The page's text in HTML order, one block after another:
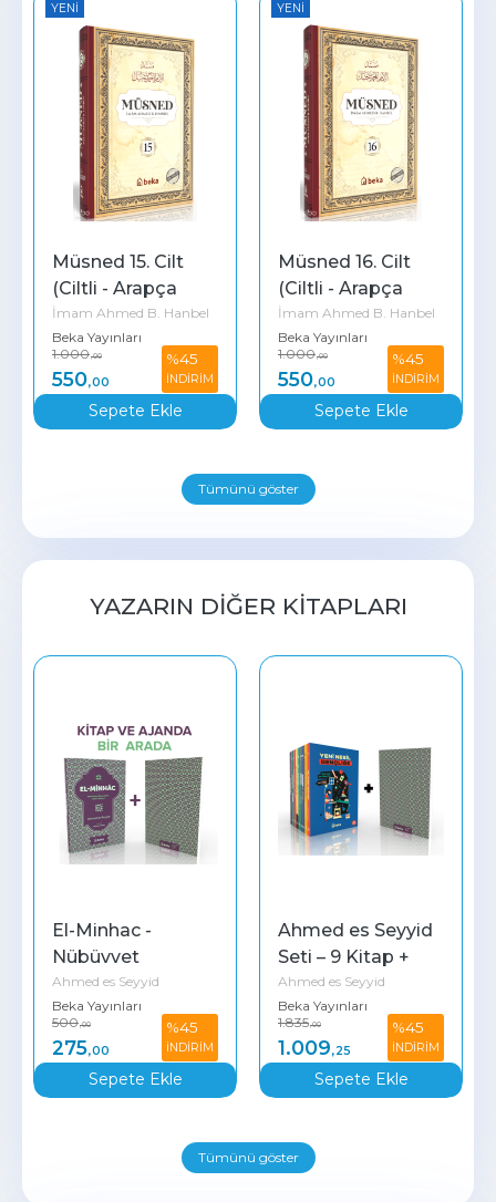
YENI
Sepete Ekle
Müsned 15. Cilt
(Ciltli - Arapça
Metinli)
İmam Ahmed B. Hanbel
Beka Yayınları
%45
İNDİRİM
1.000,00
550,00
YENI
Sepete Ekle
Müsned 16. Cilt
(Ciltli - Arapça
Metinli)
İmam Ahmed B. Hanbel
Beka Yayınları
%45
İNDİRİM
1.000,00
550,00
Tümünü göster
YAZARIN DIĞER KITAPLARI
Sepete Ekle
El-Minhac -
Nübüvvet
Mirasından Amel
İlkeleri + Ajanda
Ahmed es Seyyid
Beka Yayınları
%45
İNDİRİM
500,00
275,00
Sepete Ekle
Ahmed es Seyyid
Seti – 9 Kitap +
Ajanda
Ahmed es Seyyid
Beka Yayınları
%45
İNDİRİM
1.835,00
1.009,25
Tümünü göster